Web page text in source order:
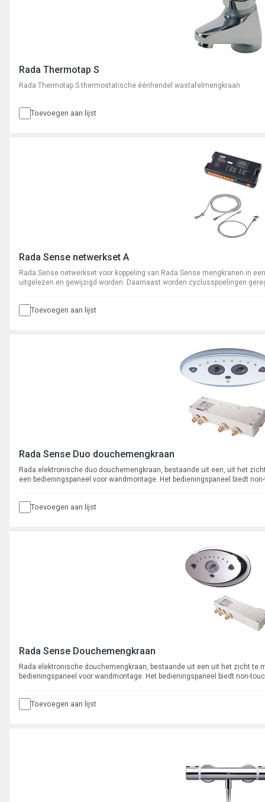
Rada Thermotap S
Rada Thermotap S thermostatische éénhendel wastafelmengkraan
Toevoegen aan lijst
Rada Sense netwerkset A
Rada Sense netwerkset voor koppeling van Rada Sense mengkranen in
uitgelezen en gewijzigd worden. Daarnaast worden cyclusspoelingen
Toevoegen aan lijst
Rada Sense Duo douchemengkraan
Rada elektronische duo douchemengkraan, bestaande uit een, uit het
een bedieningspaneel voor wandmontage. Het bedieningspaneel biedt
Toevoegen aan lijst
Rada Sense Douchemengkraan
Rada elektronische douchemengkraan, bestaande uit een uit het zicht te
bedieningspaneel voor wandmontage. Het bedieningspaneel biedt non-
Toevoegen aan lijst